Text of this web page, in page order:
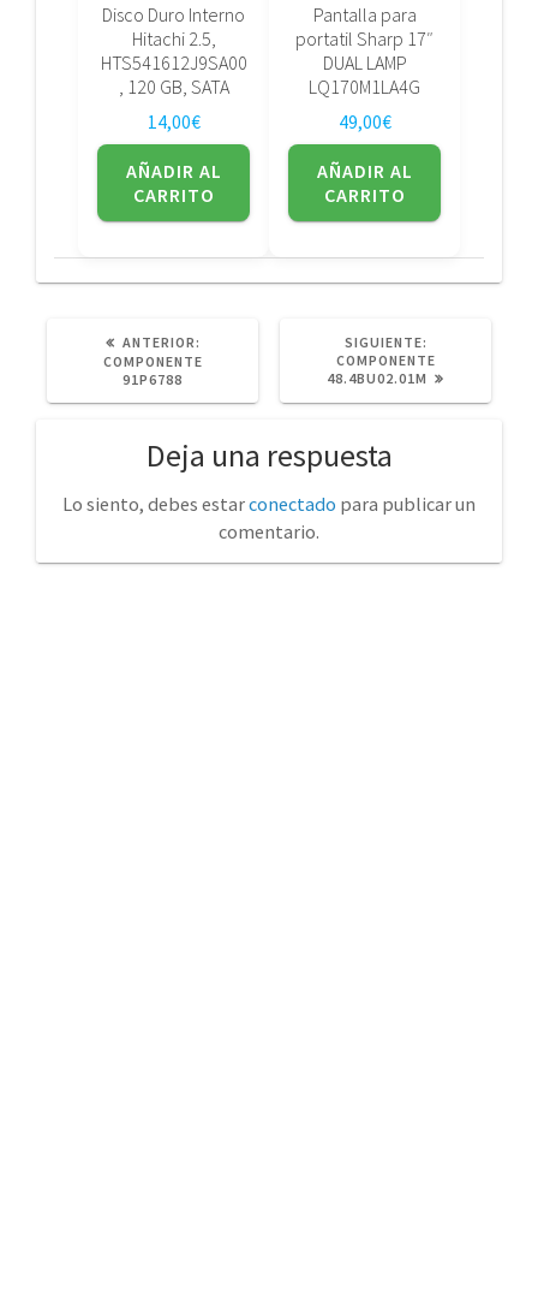
Disco Duro Interno
Hitachi 2.5,
HTS541612J9SA00
, 120 GB, SATA
14,00€
AÑADIR AL
CARRITO
Pantalla para
portatil Sharp 17″
DUAL LAMP
LQ170M1LA4G
49,00€
AÑADIR AL
CARRITO
ANTERIOR:
ANTERIOR:
COMPONENTE
91P6788
SIGUIENTE:
POST:
COMPONENTE
48.4BU02.01M
Deja una respuesta
Lo siento, debes estarconectado para publicar un
comentario.